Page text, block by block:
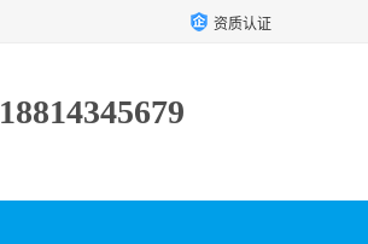
资质认证
18814345679